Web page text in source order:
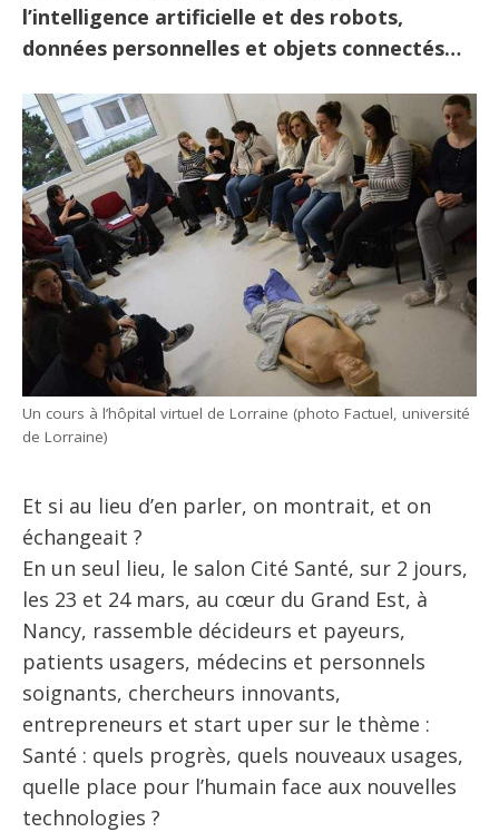
l’intelligence artificielle et des robots,
données personnelles et objets connectés…
Un cours à l’hôpital virtuel de Lorraine (photo Factuel, université
de Lorraine)
Et si au lieu d’en parler, on montrait, et on
échangeait ?
En un seul lieu, le salon Cité Santé, sur 2 jours,
les 23 et 24 mars, au cœur du Grand Est, à
Nancy, rassemble décideurs et payeurs,
patients usagers, médecins et personnels
soignants, chercheurs innovants,
entrepreneurs et start uper sur le thème :
Santé : quels progrès, quels nouveaux usages,
quelle place pour l’humain face aux nouvelles
technologies ?